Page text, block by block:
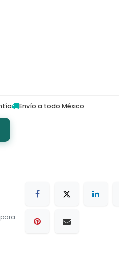
Envío a todo México